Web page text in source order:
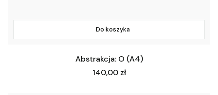
Do koszyka
Abstrakcja: O (A4)
Cena
140,00 zł